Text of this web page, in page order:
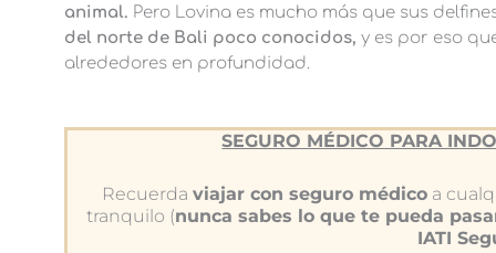
animal. Pero Lovina es mucho más que sus
del norte de Bali poco conocidos, y es por eso
alrededores en profundidad.
SEGURO MÉDICO PARA
Recuerdaviajar con seguro médico a
tranquilo (nunca sabes lo que te pueda
IATI